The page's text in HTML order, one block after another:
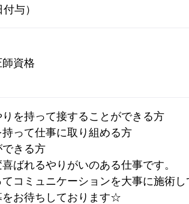
与）
資格
を持って接することができる方
って仕事に取り組める方
きる方
ばれるやりがいのある仕事です。
コミュニケーションを大事に施術し
をお待ちしております☆